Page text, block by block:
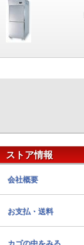
ストア情報
会社概要
お支払・送料